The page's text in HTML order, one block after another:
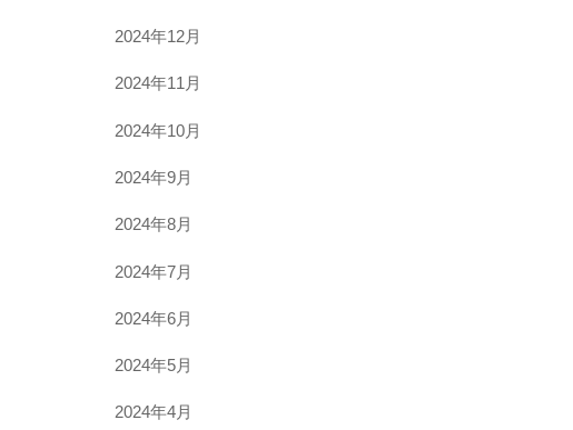
2024年12月
2024年11月
2024年10月
2024年9月
2024年8月
2024年7月
2024年6月
2024年5月
2024年4月